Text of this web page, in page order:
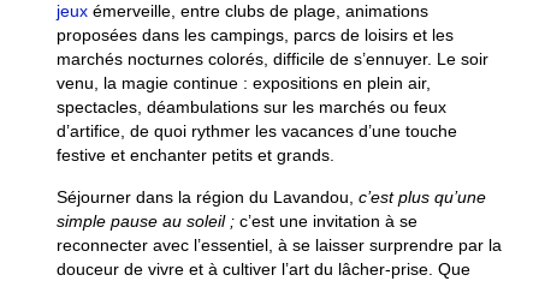
jeux émerveille, entre clubs de plage, animations
proposées dans les campings, parcs de loisirs et les
marchés nocturnes colorés, difficile de s’ennuyer. Le soir
venu, la magie continue : expositions en plein air,
spectacles, déambulations sur les marchés ou feux
d’artifice, de quoi rythmer les vacances d’une touche
festive et enchanter petits et grands.
Séjourner dans la région du Lavandou, c’est plus qu’une
simple pause au soleil ; c’est une invitation à se
reconnecter avec l’essentiel, à se laisser surprendre par la
douceur de vivre et à cultiver l’art du lâcher-prise. Que